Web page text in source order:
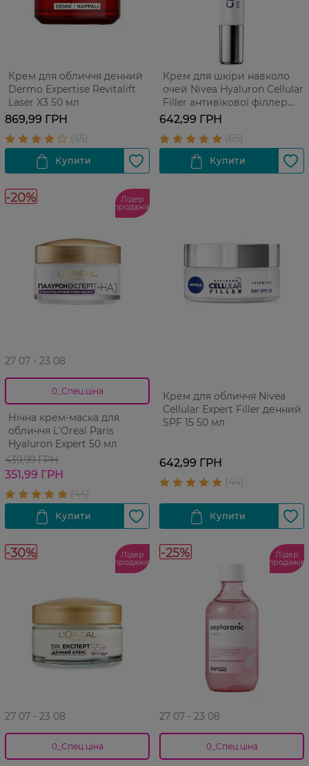
Крем для обличчя денний
Dermo Expertise Revitalift
Laser X3 50 мл
869,99 ГРН
Крем для шкіри навколо
очей Nivea Hyaluron Cellular
Filler антивікової філлер
проти зморшок 15 мл
642,99 ГРН
-20% Лідер
продажів
27 07 - 23 08
0_Спец.ціна
Нічна крем-маска для
обличчя L'Oreal Paris
Hyaluron Expert 50 мл
439,99 ГРН
351,99 ГРН
Крем для обличчя Nivea
Cellular Expert Filler денний
SPF 15 50 мл
642,99 ГРН
-30% Лідер
продажів
27 07 - 23 08
0_Спец.ціна
-25% Лідер
продажів
27 07 - 23 08
0_Спец.ціна